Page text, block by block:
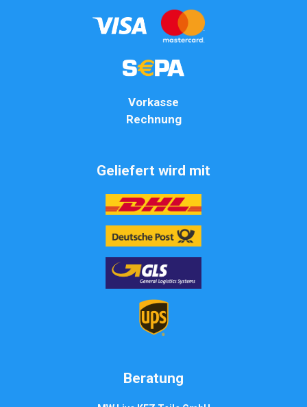
Vorkasse
Rechnung
Geliefert wird mit
Beratung